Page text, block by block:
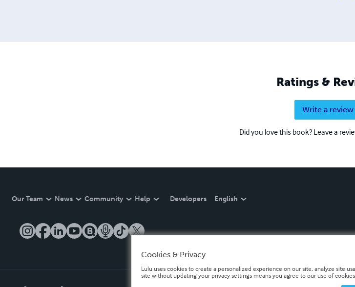
Ratings &
Write a review
Did you love this book? Leave a
Our Team News Community Help Developers English
Cookies & Privacy
Lulu uses cookies to create a personalized experience on our site, analyze site
site without updating your privacy settings means you agree to our use of